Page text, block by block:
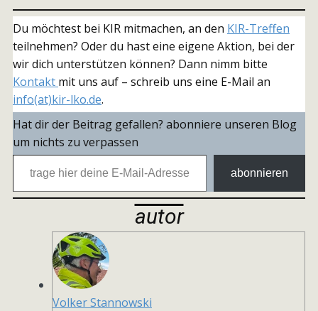
Du möchtest bei KIR mitmachen, an den KIR-Treffen
teilnehmen? Oder du hast eine eigene Aktion, bei der
wir dich unterstützen können? Dann nimm bitte
Kontakt mit uns auf – schreib uns eine E-Mail an
info(at)kir-lko.de.
Hat dir der Beitrag gefallen? abonniere unseren Blog
um nichts zu verpassen
trage hier deine E-Mail-Adresse ein
abonnieren
autor
Volker Stannowski